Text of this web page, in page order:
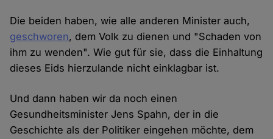
Die beiden haben, wie alle anderen Minister auch,
geschworen, dem Volk zu dienen und "Schaden von
ihm zu wenden". Wie gut für sie, dass die Einhaltung
dieses Eids hierzulande nicht einklagbar ist.
Und dann haben wir da noch einen
Gesundheitsminister Jens Spahn, der in die
Geschichte als der Politiker eingehen möchte, dem